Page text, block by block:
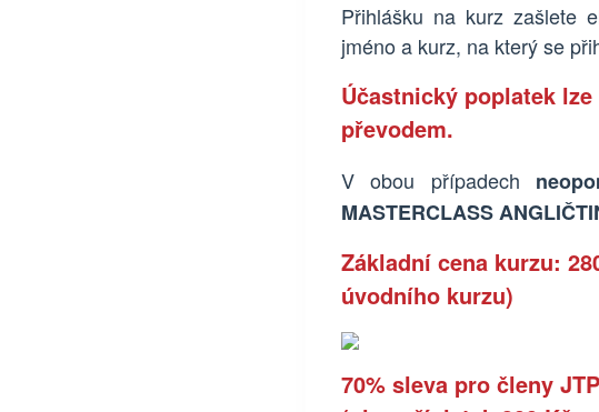
Přihlášku na kurz zašlete
jméno a kurz, na který se
Účastnický poplatek
převodem.
V obou případech
MASTERCLASS
Základní cena kurzu: 28
úvodního kurzu)
70% sleva pro členy